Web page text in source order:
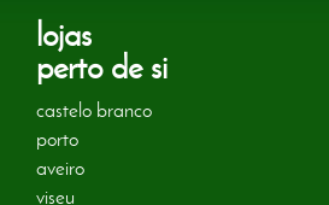
lojas
perto de si
castelo branco
porto
aveiro
viseu